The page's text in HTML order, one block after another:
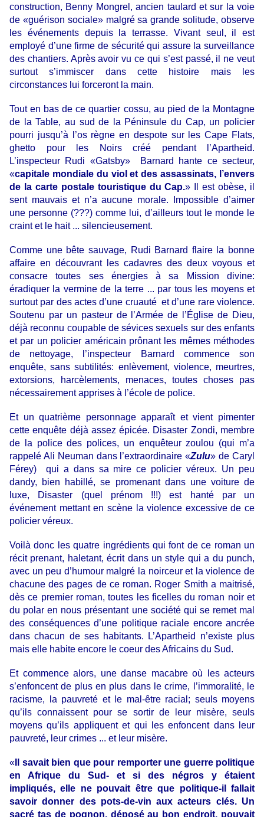
construction, Benny Mongrel, ancien taulard et sur la voie
de «guérison sociale» malgré sa grande solitude, observe
les événements depuis la terrasse. Vivant seul, il est
employé d’une firme de sécurité qui assure la surveillance
des chantiers. Après avoir vu ce qui s’est passé, il ne veut
surtout s’immiscer dans cette histoire mais les
circonstances lui forceront la main.
Tout en bas de ce quartier cossu, au pied de la Montagne
de la Table, au sud de la Péninsule du Cap, un policier
pourri jusqu’à l’os règne en despote sur les Cape Flats,
ghetto pour les Noirs créé pendant l’Apartheid.
L’inspecteur Rudi «Gatsby» Barnard hante ce secteur,
«capitale mondiale du viol et des assassinats, l’envers
de la carte postale touristique du Cap.» Il est obèse, il
sent mauvais et n’a aucune morale. Impossible d’aimer
une personne (???) comme lui, d’ailleurs tout le monde le
craint et le hait ... silencieusement.
Comme une bête sauvage, Rudi Barnard flaire la bonne
affaire en découvrant les cadavres des deux voyous et
consacre toutes ses énergies à sa Mission divine:
éradiquer la vermine de la terre ... par tous les moyens et
surtout par des actes d’une cruauté et d’une rare violence.
Soutenu par un pasteur de l’Armée de l’Église de Dieu,
déjà reconnu coupable de sévices sexuels sur des enfants
et par un policier américain prônant les mêmes méthodes
de nettoyage, l’inspecteur Barnard commence son
enquête, sans subtilités: enlèvement, violence, meurtres,
extorsions, harcèlements, menaces, toutes choses pas
nécessairement apprises à l’école de police.
Et un quatrième personnage apparaît et vient pimenter
cette enquête déjà assez épicée. Disaster Zondi, membre
de la police des polices, un enquêteur zoulou (qui m’a
rappelé Ali Neuman dans l’extraordinaire «Zulu» de Caryl
Férey) qui a dans sa mire ce policier véreux. Un peu
dandy, bien habillé, se promenant dans une voiture de
luxe, Disaster (quel prénom !!!) est hanté par un
événement mettant en scène la violence excessive de ce
policier véreux.
Voilà donc les quatre ingrédients qui font de ce roman un
récit prenant, haletant, écrit dans un style qui a du punch,
avec un peu d’humour malgré la noirceur et la violence de
chacune des pages de ce roman. Roger Smith a maitrisé,
dès ce premier roman, toutes les ficelles du roman noir et
du polar en nous présentant une société qui se remet mal
des conséquences d’une politique raciale encore ancrée
dans chacun de ses habitants. L’Apartheid n’existe plus
mais elle habite encore le coeur des Africains du Sud.
Et commence alors, une danse macabre où les acteurs
s’enfoncent de plus en plus dans le crime, l’immoralité, le
racisme, la pauvreté et le mal-être racial; seuls moyens
qu’ils connaissent pour se sortir de leur misère, seuls
moyens qu’ils appliquent et qui les enfoncent dans leur
pauvreté, leur crimes ... et leur misère.
« Il savait bien que pour remporter une guerre politique
en Afrique du Sud- et si des négros y étaient
impliqués, elle ne pouvait être que politique-il fallait
savoir donner des pots-de-vin aux acteurs clés. Un
sacré tas de pognon, déposé au bon endroit, pouvait